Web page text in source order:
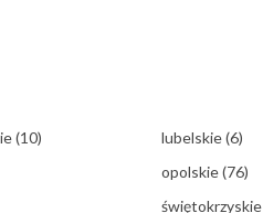
(10) lubelskie(6)
opolskie(76)
świętokrzyskie